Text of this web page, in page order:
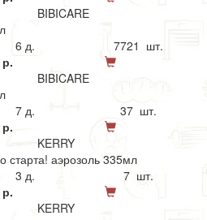
BIBICARE
6 д.
7721 шт.
BIBICARE
7 д.
37 шт.
KERRY
старта! аэрозоль 335мл
3 д.
7 шт.
KERRY